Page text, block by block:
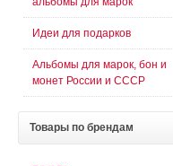
Идеи для подарков
Альбомы для марок, бон и
монет России и СССР
Товары по брендам